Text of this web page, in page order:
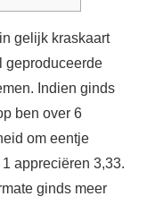
gelijk kraskaart
geproduceerde
Indien ginds
ben over 6
om eentje
appreciëren 3,33.
ginds meer